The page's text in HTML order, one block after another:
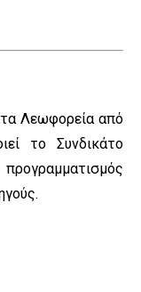
Λεωφορεία από
το Συνδικάτο